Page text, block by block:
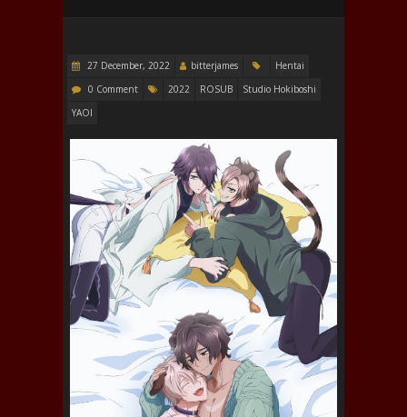
27 December, 2022 bitterjames
Hentai
0 Comment
2022 ROSUB
Studio Hokiboshi
YAOI